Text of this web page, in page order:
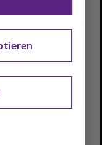
an denen
der
im
für
gegangen ist.
mit
der die